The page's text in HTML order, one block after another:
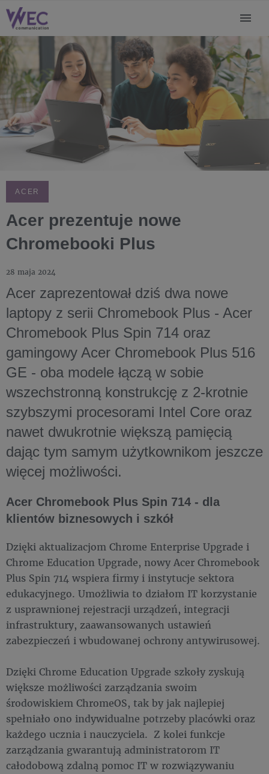
ACER
Acer prezentuje nowe
Chromebooki Plus
28 maja 2024
Acer zaprezentował dziś dwa nowe
laptopy z serii Chromebook Plus - Acer
Chromebook Plus Spin 714 oraz
gamingowy Acer Chromebook Plus 516
GE - oba modele łączą w sobie
wszechstronną konstrukcję z 2-krotnie
szybszymi procesorami Intel Core oraz
nawet dwukrotnie większą pamięcią
dając tym samym użytkownikom jeszcze
więcej możliwości.
Acer Chromebook Plus Spin 714 - dla
klientów biznesowych i szkół
Dzięki aktualizacjom Chrome Enterprise Upgrade i
Chrome Education Upgrade, nowy Acer Chromebook
Plus Spin 714 wspiera firmy i instytucje sektora
edukacyjnego. Umożliwia to działom IT korzystanie
z usprawnionej rejestracji urządzeń, integracji
infrastruktury, zaawansowanych ustawień
zabezpieczeń i wbudowanej ochrony antywirusowej.
Dzięki Chrome Education Upgrade szkoły zyskują
większe możliwości zarządzania swoim
środowiskiem ChromeOS, tak by jak najlepiej
spełniało ono indywidualne potrzeby placówki oraz
każdego ucznia i nauczyciela. Z kolei funkcje
zarządzania gwarantują administratorom IT
całodobową zdalną pomoc IT w rozwiązywaniu